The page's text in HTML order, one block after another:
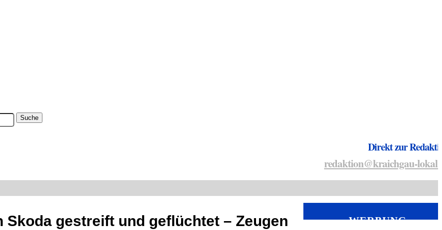
Direkt zur
redaktion@kraichgau-
gestreift und geflüchtet – Zeugen
WERBUNG